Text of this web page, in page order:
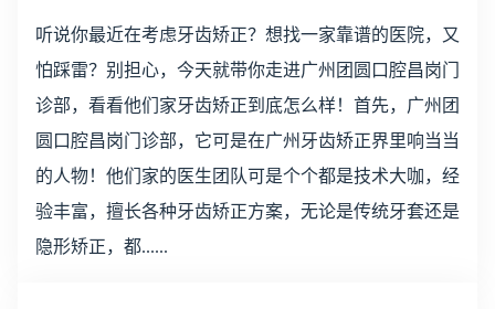
听说你最近在考虑牙齿矫正？想找一家靠谱的医院，又
怕踩雷？别担心，今天就带你走进广州团圆口腔昌岗门
诊部，看看他们家牙齿矫正到底怎么样！首先，广州团
圆口腔昌岗门诊部，它可是在广州牙齿矫正界里响当当
的人物！他们家的医生团队可是个个都是技术大咖，经
验丰富，擅长各种牙齿矫正方案，无论是传统牙套还是
隐形矫正，都......